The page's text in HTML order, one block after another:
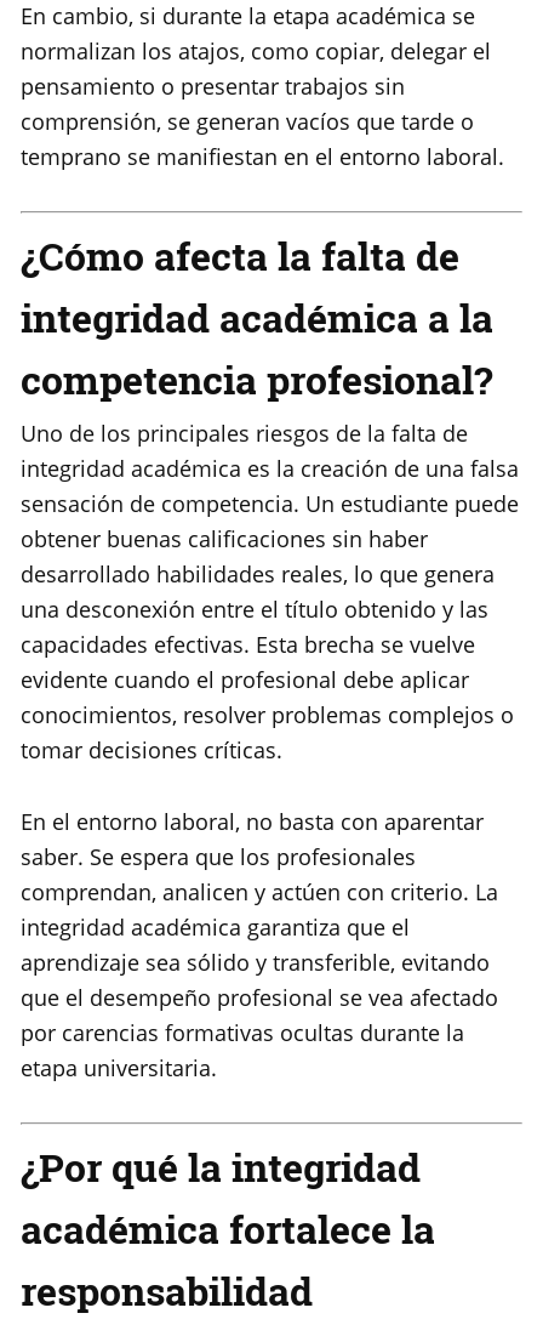
En cambio, si durante la etapa académica se
normalizan los atajos, como copiar, delegar el
pensamiento o presentar trabajos sin
comprensión, se generan vacíos que tarde o
temprano se manifiestan en el entorno laboral.
¿Cómo afecta la falta de
integridad académica a la
competencia profesional?
Uno de los principales riesgos de la falta de
integridad académica es la creación de una falsa
sensación de competencia. Un estudiante puede
obtener buenas calificaciones sin haber
desarrollado habilidades reales, lo que genera
una desconexión entre el título obtenido y las
capacidades efectivas. Esta brecha se vuelve
evidente cuando el profesional debe aplicar
conocimientos, resolver problemas complejos o
tomar decisiones críticas.
En el entorno laboral, no basta con aparentar
saber. Se espera que los profesionales
comprendan, analicen y actúen con criterio. La
integridad académica garantiza que el
aprendizaje sea sólido y transferible, evitando
que el desempeño profesional se vea afectado
por carencias formativas ocultas durante la
etapa universitaria.
¿Por qué la integridad
académica fortalece la
responsabilidad